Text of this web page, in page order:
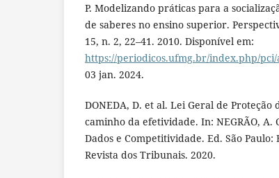
P. Modelizando práticas para a
de saberes no ensino superior.
15, n. 2, 22–41. 2010. Disponível em:
https://periodicos.ufmg.br/index.php/
03 jan. 2024.
DONEDA, D. et al. Lei Geral de Proteção
caminho da efetividade. In: NEGRÃO, A.
Dados e Competitividade. Ed. São
Revista dos Tribunais. 2020.